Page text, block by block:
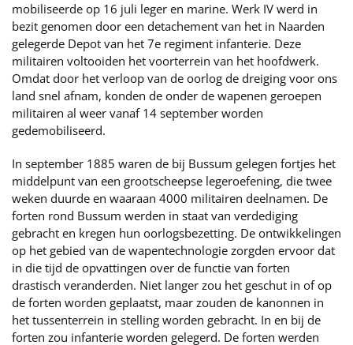
mobiliseerde op 16 juli leger en marine. Werk IV werd in
bezit genomen door een detachement van het in Naarden
gelegerde Depot van het 7e regiment infanterie. Deze
militairen voltooiden het voorterrein van het hoofdwerk.
Omdat door het verloop van de oorlog de dreiging voor ons
land snel afnam, konden de onder de wapenen geroepen
militairen al weer vanaf 14 september worden
gedemobiliseerd.
In september 1885 waren de bij Bussum gelegen fortjes het
middelpunt van een grootscheepse legeroefening, die twee
weken duurde en waaraan 4000 militairen deelnamen. De
forten rond Bussum werden in staat van verdediging
gebracht en kregen hun oorlogsbezetting. De ontwikkelingen
op het gebied van de wapentechnologie zorgden ervoor dat
in die tijd de opvattingen over de functie van forten
drastisch veranderden. Niet langer zou het geschut in of op
de forten worden geplaatst, maar zouden de kanonnen in
het tussenterrein in stelling worden gebracht. In en bij de
forten zou infanterie worden gelegerd. De forten werden